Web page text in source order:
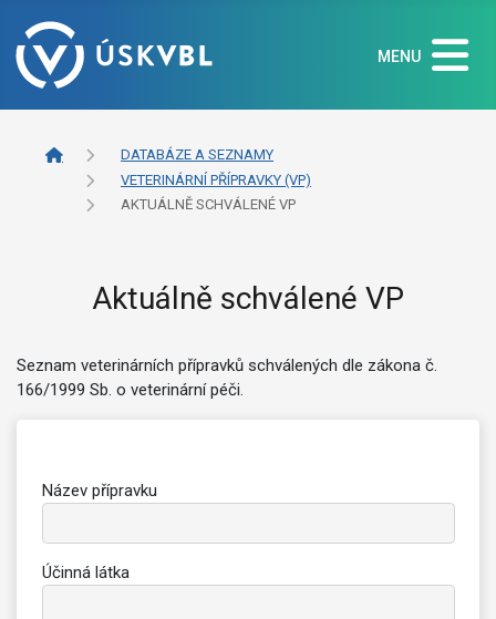
MENU
DATABÁZE A SEZNAMY
VETERINÁRNÍ PŘÍPRAVKY (VP)
AKTUÁLNĚ SCHVÁLENÉ VP
Aktuálně schválené VP
Seznam veterinárních přípravků schválených dle zákona č.
166/1999 Sb. o veterinární péči.
Název přípravku
Účinná látka